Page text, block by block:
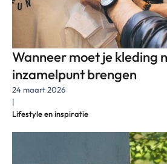
Wanneer moet je kleding
inzamelpunt brengen
24 maart 2026
|
Lifestyle en inspiratie